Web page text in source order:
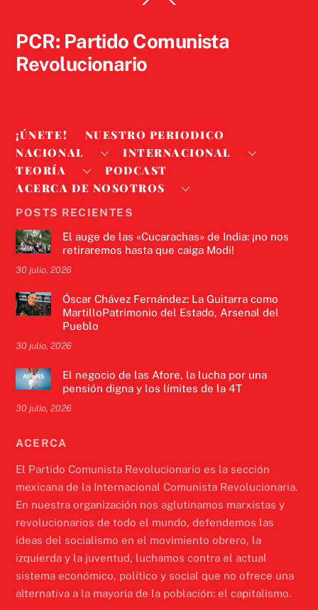
To
PCR: Partido Comunista
Revolucionario
¡ÚNETE!
NUESTRO PERIODICO
NACIONAL
INTERNACIONAL
TEORÍA
PODCAST
ACERCA DE NOSOTROS
POSTS RECIENTES
El auge de las «Cucarachas» de India: ¡no nos
retiraremos hasta que caiga Modi!
30 julio, 2026
Óscar Chávez Fernández: La Guitarra como
MartilloPatrimonio del Estado, Arsenal del
Pueblo
30 julio, 2026
El negocio de las Afore, la lucha por una
pensión digna y los límites de la 4T
30 julio, 2026
ACERCA
El Partido Comunista Revolucionario es la sección
mexicana de la Internacional Comunista Revolucionaria.
En nuestra organización nos aglutinamos marxistas y
revolucionarios de todo el mundo, defendemos las
ideas del socialismo en el movimiento obrero, la
izquierda y la juventud, luchamos contra el actual
sistema económico, político y social que no ofrece una
alternativa a la mayoría de la población: el capitalismo.